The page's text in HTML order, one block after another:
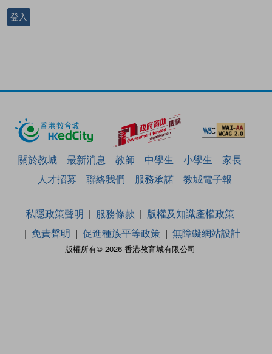
登入
關於教城 最新消息 教師 中學生 小學生
家長
人才招募
聯絡我們 服務承諾 教城電子報
版權所有© 2026 香港教育城有限公司
私隱政策聲明 服務條款
版權及知識產權政策
免責聲明
促進種族平等政策 無障礙網站設計